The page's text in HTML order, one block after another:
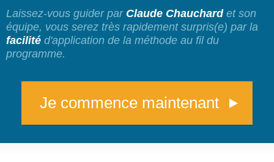
Laissez-vous guider par Claude Chauchardet son
équipe, vous serez très rapidement surpris(e) par la
facilité d'application de la méthode au fil du
programme.
Je commence maintenant